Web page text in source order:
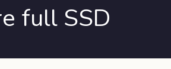
full SSD